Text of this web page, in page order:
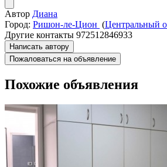
Автор Диана
Город: Ришон-ле-Цион (Центральный
Другие контакты 972512846933
Написать автору
Пожаловаться на объявление
Похожие объявления